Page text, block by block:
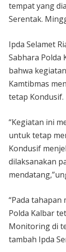
tempat yang
Serentak.
Ipda Selamet
Sabhara Polda
bahwa
Kamtibmas
tetap Kondusif.
“Kegiatan ini
untuk tetap
Kondusif
dilaksanakan
“Pada tahapan
Polda Kalbar
Monitoring di
tambah Ipda